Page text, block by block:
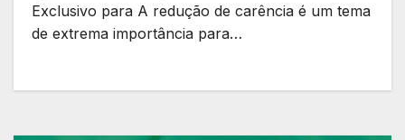
Exclusivo para A redução de carência é um tema
de extrema importância para…